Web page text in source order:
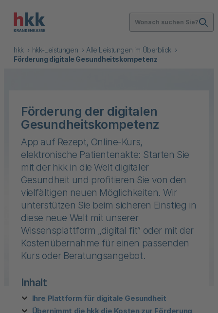
Wonach suchen Sie?
hkk hkk-Leistungen
Alle Leistungen im Überblick
Förderung digitale Gesundheitskompetenz
Förderung der digitalen
Gesundheitskompetenz
App auf Rezept, Online-Kurs,
elektronische Patientenakte: Starten Sie
mit der hkk in die Welt digitaler
Gesundheit und profitieren Sie von den
vielfältigen neuen Möglichkeiten. Wir
unterstützen Sie beim sicheren Einstieg in
diese neue Welt mit unserer
Wissensplattform „digital fit“ oder mit der
Kostenübernahme für einen passenden
Kurs oder Beratungsangebot.
Inhalt
Ihre Plattform für digitale Gesundheit
Übernimmt die hkk die Kosten zur Förderung